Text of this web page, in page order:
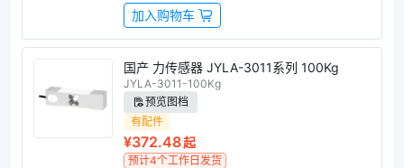
加入购物车
国产 力传感器 JYLA-3011系列 100Kg
JYLA-3011-100Kg
预览图档
有配件
¥372.48起
预计4个工作日发货